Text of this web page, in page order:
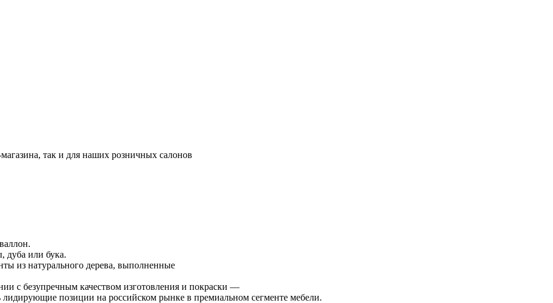
так и для наших розничных салонов
дуба или бука.
из натурального дерева, выполненные
с безупречным качеством изготовления и покраски —
лидирующие позиции на российском рынке в премиальном сегменте мебели.